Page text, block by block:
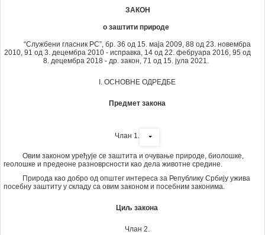
ЗАКОН
о заштити природе
“Службени гласник РС”, бр. 36 од 15. маја 2009, 88 од 23. новембра
2010, 91 од 3. децембра 2010 - исправка, 14 од 22. фебруара 2016, 95 од
8. децембра 2018 - др. закон, 71 од 15. јула 2021.
I. ОСНОВНЕ ОДРЕДБЕ
Предмет закона
Члан 1.
Овим законом уређује се заштита и очување природе, биолошке,
геолошке и предеоне разноврсности као дела животне средине.
Природа као добро од општег интереса за Републику Србију ужива
посебну заштиту у складу са овим законом и посебним законима.
Циљ закона
Члан 2.